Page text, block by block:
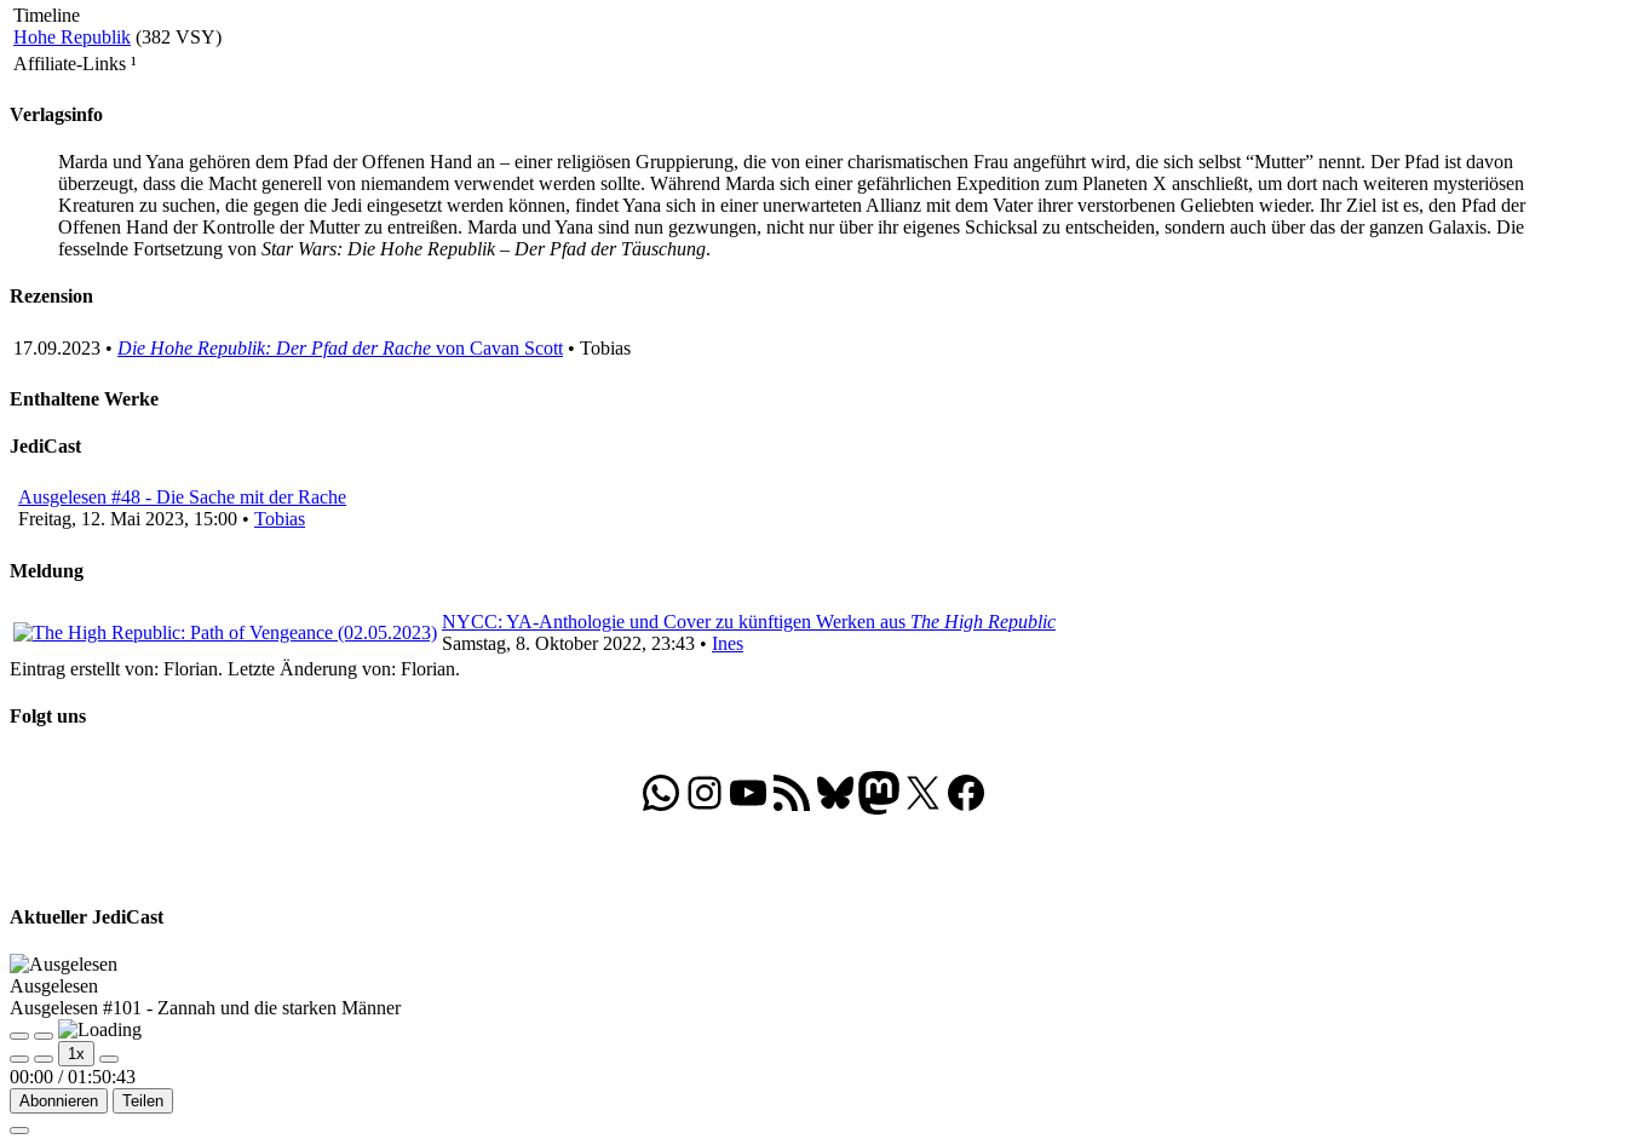
Timeline
Hohe Republik (382 VSY)
Affiliate-Links ¹
Verlagsinfo
Marda und Yana gehören dem Pfad der Offenen Hand an – einer religiösen Gruppierung, die von einer charismatischen Frau angeführt wird, die sich selbst “Mutter” nennt. Der Pfad ist davon
überzeugt, dass die Macht generell von niemandem verwendet werden sollte. Während Marda sich einer gefährlichen Expedition zum Planeten X anschließt, um dort nach weiteren mysteriösen
Kreaturen zu suchen, die gegen die Jedi eingesetzt werden können, findet Yana sich in einer unerwarteten Allianz mit dem Vater ihrer verstorbenen Geliebten wieder. Ihr Ziel ist es, den Pfad der
Offenen Hand der Kontrolle der Mutter zu entreißen. Marda und Yana sind nun gezwungen, nicht nur über ihr eigenes Schicksal zu entscheiden, sondern auch über das der ganzen Galaxis. Die
fesselnde Fortsetzung von Star Wars: Die Hohe Republik – Der Pfad der Täuschung.
Rezension
17.09.2023 • Die Hohe Republik: Der Pfad der Rache von Cavan Scott • Tobias
Enthaltene Werke
JediCast
Ausgelesen #48 - Die Sache mit der Rache
Freitag, 12. Mai 2023, 15:00 • Tobias
Meldung
NYCC: YA-Anthologie und Cover zu künftigen Werken aus The High Republic
Samstag, 8. Oktober 2022, 23:43 • Ines
Eintrag erstellt von: Florian. Letzte Änderung von: Florian.
Folgt uns
WhatsApp
Folgt uns auf Instagram
Besucht unseren YouTube-Kanal
RSS-FeedBluesky
Folgt uns auf Mastodon
X Folgt uns auf Facebook
Aktueller JediCast
Ausgelesen
Ausgelesen #101 - Zannah und die starken Männer
Play
Episode
Pause
Episode
1x
00:00 / 01:50:43
Abonnieren Teilen